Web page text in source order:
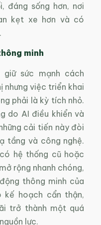
đáng sống hơn, nơi
kẹt xe hơn và có
minh
sức mạnh cách
nhưng việc triển khai
phải là kỳ tích nhỏ.
do AI điều khiển và
cải tiến này đòi
tầng và công nghệ.
hệ thống cũ hoặc
rộng nhanh chóng,
thông minh của
kế hoạch cẩn thận,
trở thành một quá
lực.